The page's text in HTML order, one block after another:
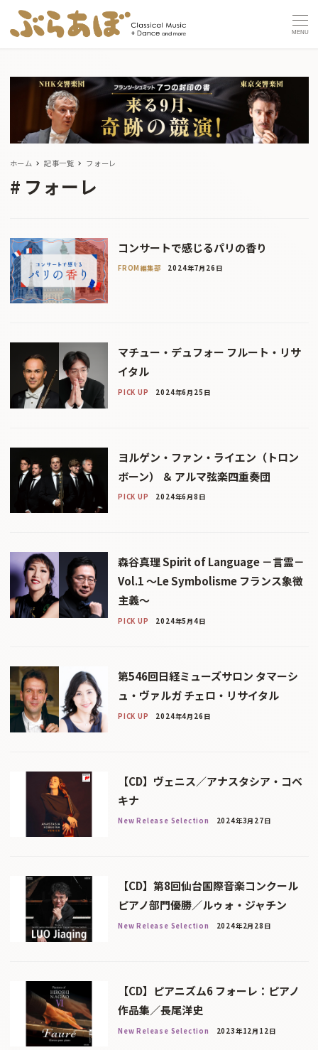
MENU
ホーム 記事一覧 フォーレ
フォーレ
コンサートで感じるパリの香り
FROM編集部 2024年7月26日
マチュー・デュフォー フルート・リサ
イタル
PICK UP 2024年6月25日
ヨルゲン・ファン・ライエン（トロン
ボーン） ＆ アルマ弦楽四重奏団
PICK UP 2024年6月8日
森谷真理 Spirit of Language －言霊－
Vol.1 ～Le Symbolisme フランス象徴
主義～
PICK UP 2024年5月4日
第546回日経ミューズサロン タマーシ
ュ・ヴァルガ チェロ・リサイタル
PICK UP 2024年4月26日
【CD】ヴェニス／アナスタシア・コベ
キナ
New Release Selection 2024年3月27日
【CD】第8回仙台国際音楽コンクール
ピアノ部門優勝／ルゥォ・ジャチン
New Release Selection 2024年2月28日
【CD】ピアニズム6 フォーレ：ピアノ
作品集／長尾洋史
New Release Selection 2023年12月12日